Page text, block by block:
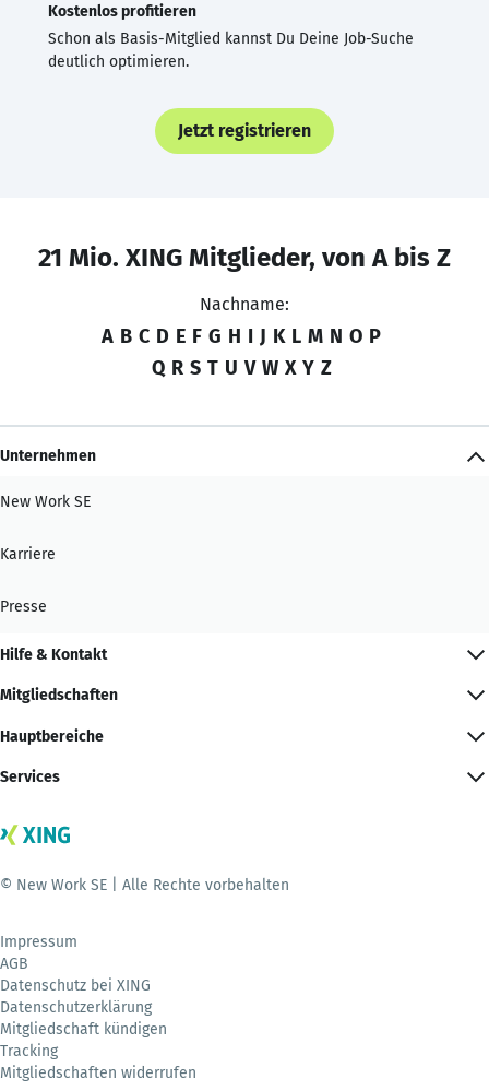
Kostenlos profitieren
Schon als Basis-Mitglied kannst Du Deine Job-Suche
deutlich optimieren.
Jetzt registrieren
21 Mio. XING Mitglieder, von A bis Z
Nachname:
A B C D E F G H I J K L M N O P
Q R S T U V W X Y Z
Unternehmen
New Work SE
Karriere
Presse
Hilfe & Kontakt
Mitgliedschaften
Hauptbereiche
Services
© New Work SE | Alle Rechte vorbehalten
Impressum
AGB
Datenschutz bei XING
Datenschutzerklärung
Mitgliedschaft kündigen
Tracking
Mitgliedschaften widerrufen